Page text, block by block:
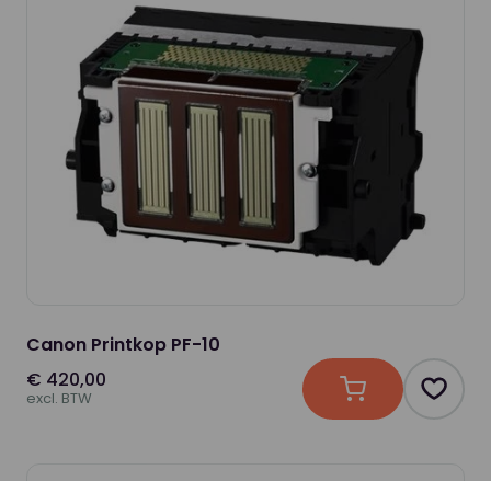
Canon Printkop PF-10
€ 420,00
excl. BTW In winkelwagen